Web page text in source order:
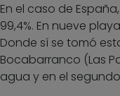
En el caso de
99,4%. En nueve
Donde sí se tomó
Bocabarranco (Las
agua y en el